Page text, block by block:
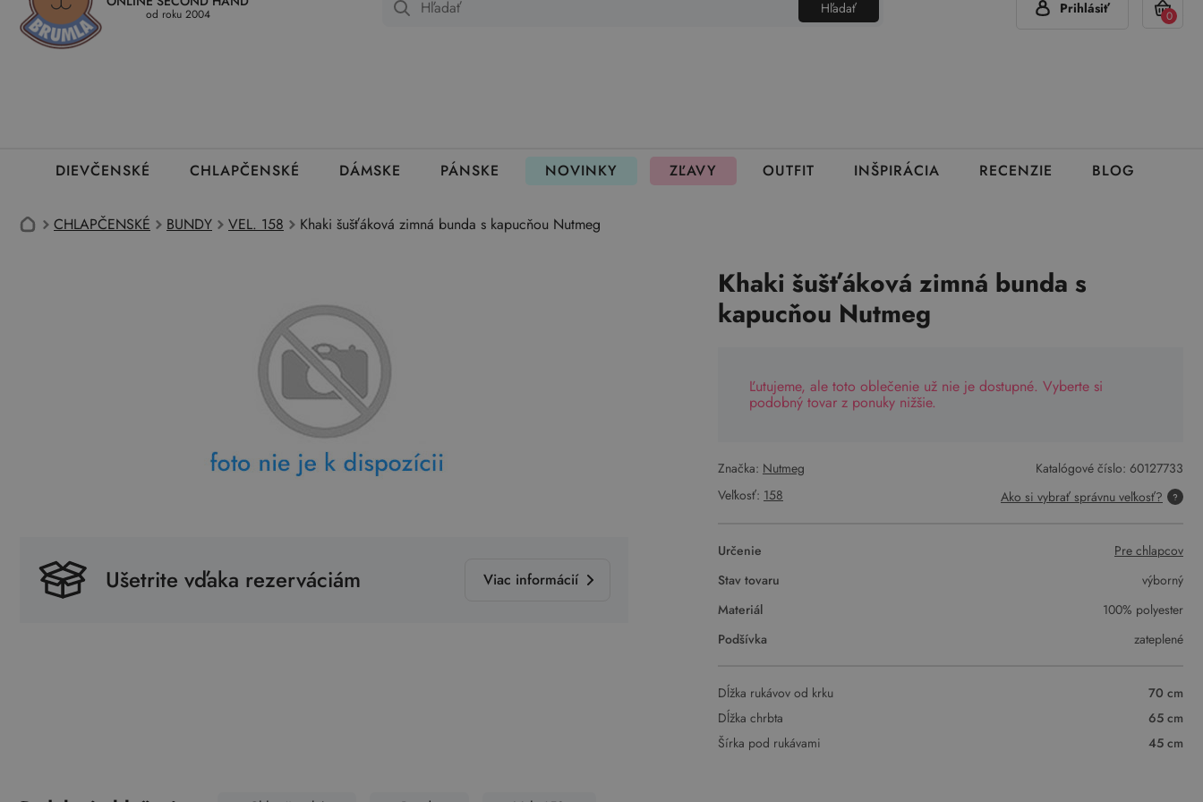
Kedy a ako dostanem tovar Ako môžem vrátiť oblečenie Ako fungujú rezervácie +420 777 319 477 (Pon - Pia 7:00 - 15:00) info@brumla.sk
od roku 2004 Hľadať Prihlásiť 0
DIEVČENSKÉ CHLAPČENSKÉ DÁMSKE PÁNSKE NOVINKY ZĽAVY OUTFIT INŠPIRÁCIA RECENZIE BLOG
CHLAPČENSKÉ BUNDY VEL. 158 Khaki šušťáková zimná bunda s kapucňou Nutmeg
Ušetrite vďaka rezerváciám Viac informácií
Khaki šušťáková zimná bunda s
kapucňou Nutmeg
Ľutujeme, ale toto oblečenie už nie je dostupné. Vyberte si
podobný tovar z ponuky nižšie.
Značka: Nutmeg Katalógové číslo: 60127733
Veľkosť: 158 Ako si vybrať správnu veľkosť?
Určenie
Pre chlapcov
Stav tovaru
výborný
Materiál
100% polyester
Podšívka
zateplené
Dĺžka rukávov od krku
70 cm
Dĺžka chrbta
65 cm
Šírka pod rukávami
45 cm